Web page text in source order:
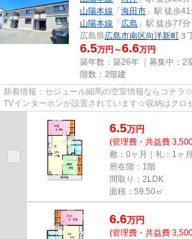
山陽本線 「 海田市 」駅 徒歩
山陽本線 「 広島 」駅 徒歩77分
広島県広島市南区向洋新町 ３
6.5万円～6.6万円
築年数：築26年 ｜募集中： 2
階数：2階建
新着情報：セジュール細馬の空室情報ならコチラ
TVインターホンが設置されています☆収納はクロ
6.5万円
(管理費・共益費
敷：0ヶ月｜礼：1ヶ月
所在階：1階
間取り：2LDK
面積：59.50㎡
6.6万円
(管理費・共益費